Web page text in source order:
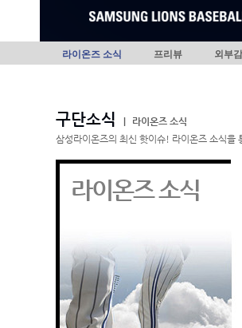
라이온즈 소식 프리뷰 외부
구단소식
라이온즈 소식
삼성라이온즈의 최신 핫이슈! 라이온즈 소식을
라이온즈 소식